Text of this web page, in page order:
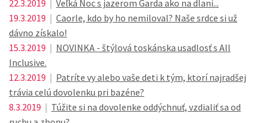
22.3.2019 | Veľká Noc s jazerom Garda ako na dlani...
19.3.2019 | Caorle, kdo by ho nemiloval? Naše srdce si už
dávno získalo!
15.3.2019 | NOVINKA - štýlová toskánska usadlosť s All
Inclusive.
12.3.2019 | Patríte vy alebo vaše deti k tým, ktorí najradšej
trávia celú dovolenku pri bazéne?
8.3.2019 | Túžite si na dovolenke oddýchnuť, vzdialiť sa od